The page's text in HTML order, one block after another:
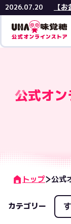
2026.07.20 【
公式オ
トップ 公式
カテゴリー